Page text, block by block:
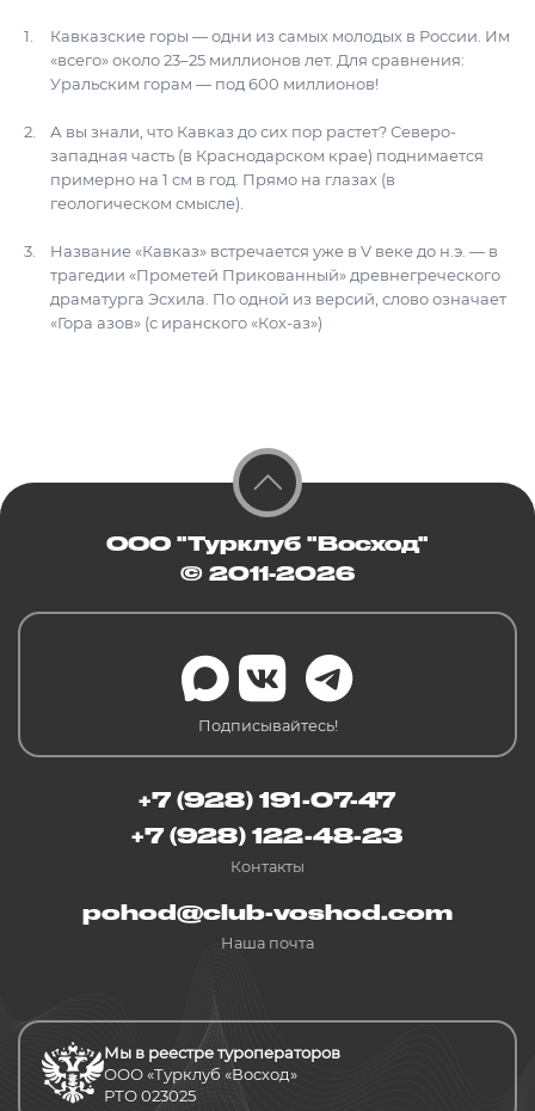
Кавказские горы — одни из самых молодых в России. Им
«всего» около 23–25 миллионов лет. Для сравнения:
Уральским горам — под 600 миллионов!
А вы знали, что Кавказ до сих пор растет? Северо-
западная часть (в Краснодарском крае) поднимается
примерно на 1 см в год. Прямо на глазах (в
геологическом смысле).
Название «Кавказ» встречается уже в V веке до н.э. — в
трагедии «Прометей Прикованный» древнегреческого
драматурга Эсхила. По одной из версий, слово означает
«Гора азов» (с иранского «Кох-аз»)
ООО "Турклуб "Восход"
© 2011-2026
Подписывайтесь!
+7 (928) 191-07-47
+7 (928) 122-48-23
Контакты
pohod@club-voshod.com
Наша почта
Мы в реестре туроператоров
ООО «Турклуб «Восход»
РТО 023025